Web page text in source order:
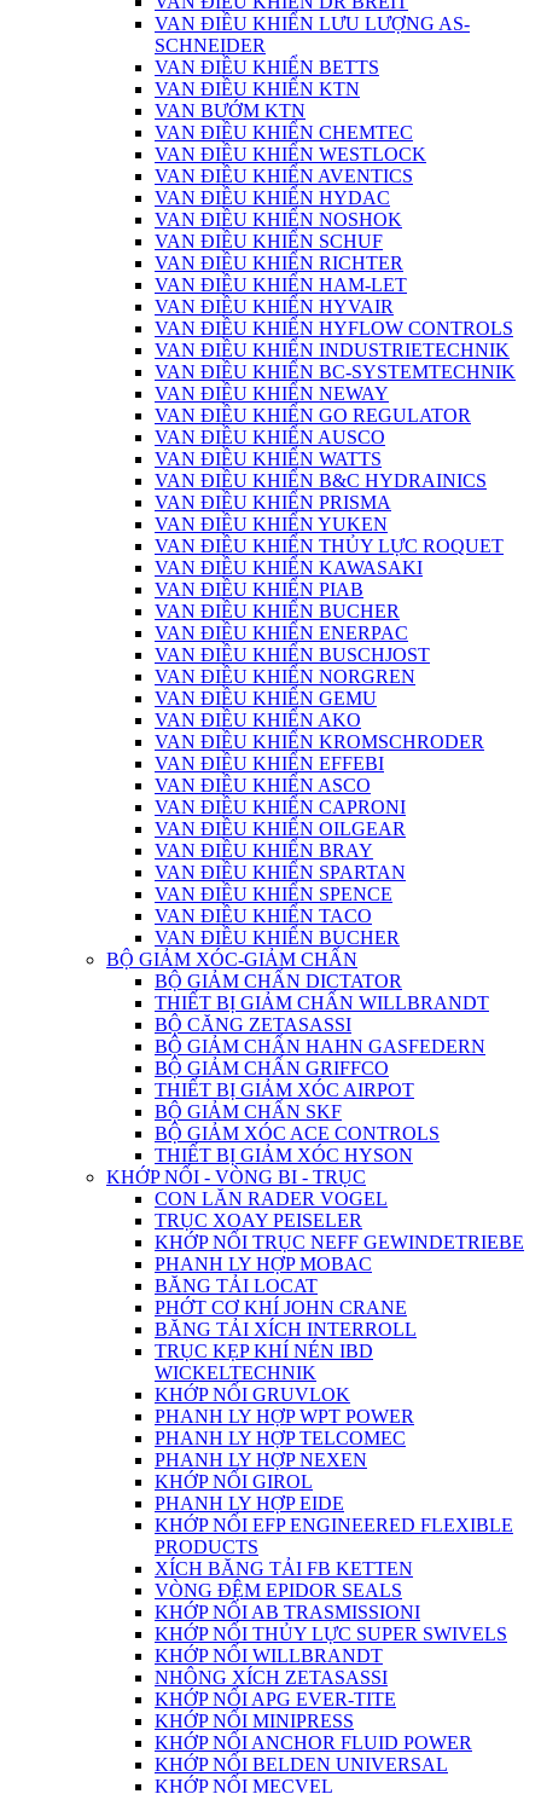
VAN ĐIỀU KHIỂN LƯU LƯỢNG AS-
SCHNEIDER
VAN ĐIỀU KHIỂN BETTS
VAN ĐIỀU KHIỂN KTN
VAN BƯỚM KTN
VAN ĐIỀU KHIỂN CHEMTEC
VAN ĐIỀU KHIỂN WESTLOCK
VAN ĐIỀU KHIỂN AVENTICS
VAN ĐIỀU KHIỂN HYDAC
VAN ĐIỀU KHIỂN NOSHOK
VAN ĐIỀU KHIỂN SCHUF
VAN ĐIỀU KHIỂN RICHTER
VAN ĐIỀU KHIỂN HAM-LET
VAN ĐIỀU KHIỂN HYVAIR
VAN ĐIỀU KHIỂN HYFLOW CONTROLS
VAN ĐIỀU KHIỂN INDUSTRIETECHNIK
VAN ĐIỀU KHIỂN BC-SYSTEMTECHNIK
VAN ĐIỀU KHIỂN NEWAY
VAN ĐIỀU KHIỂN GO REGULATOR
VAN ĐIỀU KHIỂN AUSCO
VAN ĐIỀU KHIỂN WATTS
VAN ĐIỀU KHIỂN B&C HYDRAINICS
VAN ĐIỀU KHIỂN PRISMA
VAN ĐIỀU KHIỂN YUKEN
VAN ĐIỀU KHIỂN THỦY LỰC ROQUET
VAN ĐIỀU KHIỂN KAWASAKI
VAN ĐIỀU KHIỂN PIAB
VAN ĐIỀU KHIỂN BUCHER
VAN ĐIỀU KHIỂN ENERPAC
VAN ĐIỀU KHIỂN BUSCHJOST
VAN ĐIỀU KHIỂN NORGREN
VAN ĐIỀU KHIỂN GEMU
VAN ĐIỀU KHIỂN AKO
VAN ĐIỀU KHIỂN KROMSCHRODER
VAN ĐIỀU KHIỂN EFFEBI
VAN ĐIỀU KHIỂN ASCO
VAN ĐIỀU KHIỂN CAPRONI
VAN ĐIỀU KHIỂN OILGEAR
VAN ĐIỀU KHIỂN BRAY
VAN ĐIỀU KHIỂN SPARTAN
VAN ĐIỀU KHIỂN SPENCE
VAN ĐIỀU KHIỂN TACO
VAN ĐIỀU KHIỂN BUCHER
BỘ GIẢM XÓC-GIẢM CHẤN
BỘ GIẢM CHẤN DICTATOR
THIẾT BỊ GIẢM CHẤN WILLBRANDT
BỘ CĂNG ZETASASSI
BỘ GIẢM CHẤN HAHN GASFEDERN
BỘ GIẢM CHẤN GRIFFCO
THIẾT BỊ GIẢM XÓC AIRPOT
BỘ GIẢM CHẤN SKF
BỘ GIẢM XÓC ACE CONTROLS
THIẾT BỊ GIẢM XÓC HYSON
KHỚP NỐI - VÒNG BI - TRỤC
CON LĂN RADER VOGEL
TRỤC XOAY PEISELER
KHỚP NỐI TRỤC NEFF GEWINDETRIEBE
PHANH LY HỢP MOBAC
BĂNG TẢI LOCAT
PHỚT CƠ KHÍ JOHN CRANE
BĂNG TẢI XÍCH INTERROLL
TRỤC KẸP KHÍ NÉN IBD
WICKELTECHNIK
KHỚP NỐI GRUVLOK
PHANH LY HỢP WPT POWER
PHANH LY HỢP TELCOMEC
PHANH LY HỢP NEXEN
KHỚP NỐI GIROL
PHANH LY HỢP EIDE
KHỚP NỐI EFP ENGINEERED FLEXIBLE
PRODUCTS
XÍCH BĂNG TẢI FB KETTEN
VÒNG ĐỆM EPIDOR SEALS
KHỚP NỐI AB TRASMISSIONI
KHỚP NỐI THỦY LỰC SUPER SWIVELS
KHỚP NỐI WILLBRANDT
NHÔNG XÍCH ZETASASSI
KHỚP NỐI APG EVER-TITE
KHỚP NỐI MINIPRESS
KHỚP NỐI ANCHOR FLUID POWER
KHỚP NỐI BELDEN UNIVERSAL
KHỚP NỐI MECVEL